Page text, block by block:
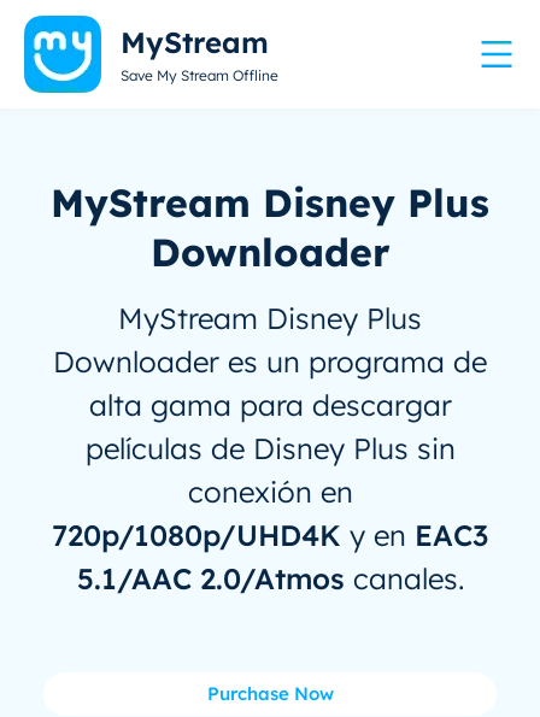
MyStream
Save My Stream Offline
MyStream Disney Plus
Downloader
MyStream Disney Plus
Downloader es un programa de
alta gama para descargar
películas de Disney Plus sin
conexión en
720p/1080p/UHD4K y en EAC3
5.1/AAC 2.0/Atmos canales.
Purchase Now